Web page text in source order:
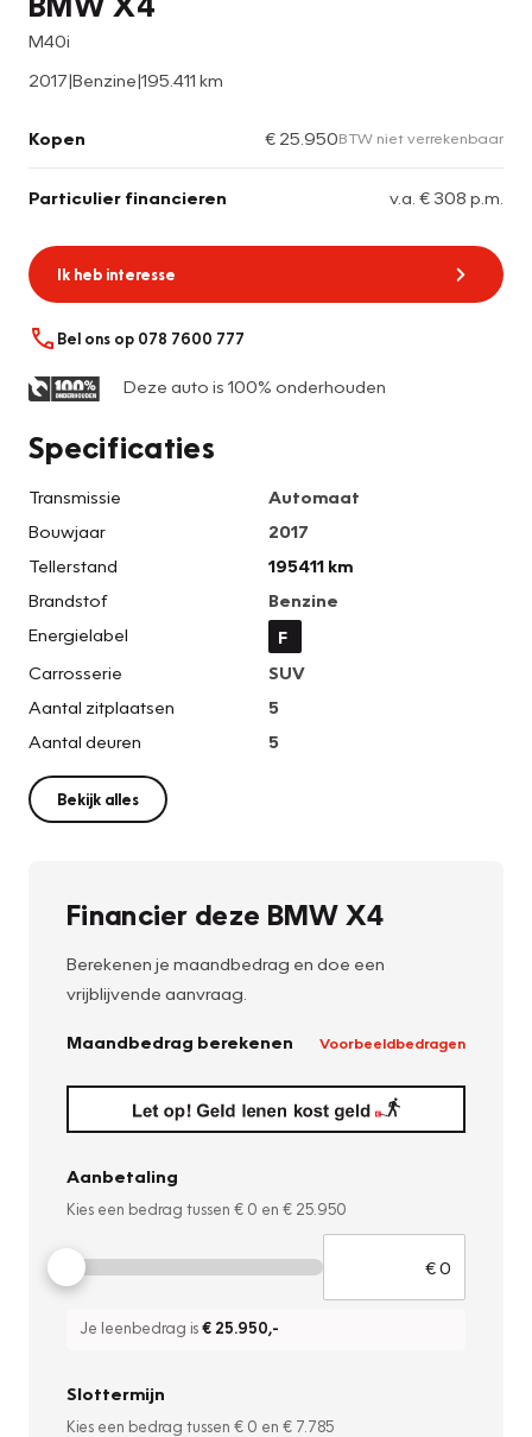
M40i
2017|Benzine|195.411 km
Kopen € 25.950BTW niet verrekenbaar
Particulier financieren v.a. € 308 p.m.
Ik heb interesse
Bel ons op 078 7600 777
Deze auto is 100% onderhouden
Specificaties
Transmissie
Automaat
Bouwjaar
2017
Tellerstand
195411 km
Brandstof
Benzine
Energielabel
F
Carrosserie
SUV
Aantal zitplaatsen
5
Aantal deuren
5
Bekijk alles
Financier deze BMW X4
Berekenen je maandbedrag en doe een
vrijblijvende aanvraag.
Maandbedrag berekenen Voorbeeldbedragen
Aanbetaling
Kies een bedrag tussen € 0 en € 25.950
Je leenbedrag is€ 25.950,-
Slottermijn
Kies een bedrag tussen € 0 en € 7.785